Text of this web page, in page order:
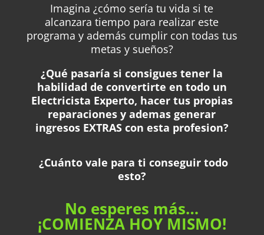
Imagina ¿cómo sería tu vida si te
alcanzara tiempo para realizar este
programa y además cumplir con todas tus
metas y sueños?
¿Qué pasaría si consigues tener la
habilidad de convertirte en todo un
Electricista Experto, hacer tus propias
reparaciones y ademas generar
ingresos EXTRAS con esta profesion?
¿Cuánto vale para ti conseguir todo
esto?
No esperes más…
¡COMIENZA HOY MISMO!